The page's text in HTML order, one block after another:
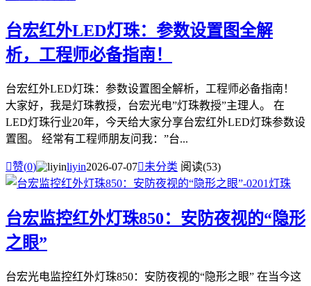
台宏红外LED灯珠：参数设置图全解
析，工程师必备指南！
台宏红外LED灯珠：参数设置图全解析，工程师必备指南！
大家好，我是灯珠教授，台宏光电”灯珠教授”主理人。 在
LED灯珠行业20年，今天给大家分享台宏红外LED灯珠参数设
置图。 经常有工程师朋友问我：”台...
赞(0) liyin2026-07-07未分类 阅读(53)
台宏监控红外灯珠850：安防夜视的“隐形
之眼”
台宏光电监控红外灯珠850：安防夜视的“隐形之眼” 在当今这